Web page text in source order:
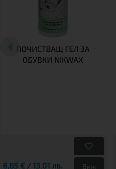
ПОЧИСТВАЩ ГЕЛ ЗА
ОБУВКИ NIKWAX
6,65 € / 13.01 лв. Виж